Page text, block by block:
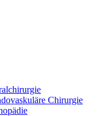
Chirurgie